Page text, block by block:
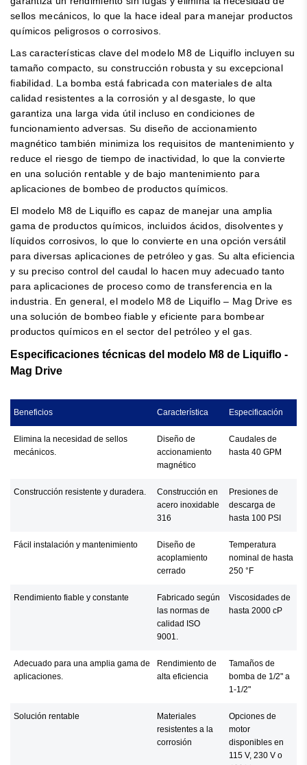
sellos mecánicos, lo que la hace ideal para manejar productos
químicos peligrosos o corrosivos.
Las características clave del modelo M8 de Liquiflo incluyen su
tamaño compacto, su construcción robusta y su excepcional
fiabilidad. La bomba está fabricada con materiales de alta
calidad resistentes a la corrosión y al desgaste, lo que
garantiza una larga vida útil incluso en condiciones de
funcionamiento adversas. Su diseño de accionamiento
magnético también minimiza los requisitos de mantenimiento y
reduce el riesgo de tiempo de inactividad, lo que la convierte
en una solución rentable y de bajo mantenimiento para
aplicaciones de bombeo de productos químicos.
El modelo M8 de Liquiflo es capaz de manejar una amplia
gama de productos químicos, incluidos ácidos, disolventes y
líquidos corrosivos, lo que lo convierte en una opción versátil
para diversas aplicaciones de petróleo y gas. Su alta eficiencia
y su preciso control del caudal lo hacen muy adecuado tanto
para aplicaciones de proceso como de transferencia en la
industria. En general, el modelo M8 de Liquiflo – Mag Drive es
una solución de bombeo fiable y eficiente para bombear
productos químicos en el sector del petróleo y el gas.
Especificaciones técnicas del modelo M8 de Liquiflo -
Mag Drive
Beneficios Característica Especificación
Elimina la necesidad de sellos
mecánicos.
Diseño de
accionamiento
magnético
Caudales de
hasta 40 GPM
Construcción resistente y duradera.
Construcción en
acero inoxidable
316
Presiones de
descarga de
hasta 100 PSI
Fácil instalación y mantenimiento
Diseño de
acoplamiento
cerrado
Temperatura
nominal de hasta
250 °F
Rendimiento fiable y constante
Fabricado según
las normas de
calidad ISO
9001.
Viscosidades de
hasta 2000 cP
Adecuado para una amplia gama de
aplicaciones.
Rendimiento de
alta eficiencia
Tamaños de
bomba de 1/2" a
1-1/2"
Solución rentable
Materiales
resistentes a la
corrosión
Opciones de
motor
disponibles en
115 V, 230 V o